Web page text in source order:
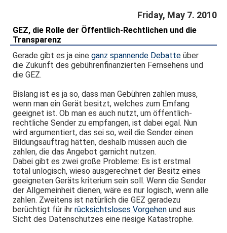
Friday, May 7. 2010
GEZ, die Rolle der Öffentlich-Rechtlichen und die
Transparenz
Gerade gibt es ja eineganz spannende Debatte über
die Zukunft des gebührenfinanzierten Fernsehens und
die GEZ.
Bislang ist es ja so, dass man Gebühren zahlen muss,
wenn man ein Gerät besitzt, welches zum Emfang
geeignet ist. Ob man es auch nutzt, um öffentlich-
rechtliche Sender zu empfangen, ist dabei egal. Nun
wird argumentiert, das sei so, weil die Sender einen
Bildungsauftrag hätten, deshalb müssen auch die
zahlen, die das Angebot garnicht nutzen.
Dabei gibt es zwei große Probleme: Es ist erstmal
total unlogisch, wieso ausgerechnet der Besitz eines
geeigneten Geräts kriterium sein soll. Wenn die Sender
der Allgemeinheit dienen, wäre es nur logisch, wenn alle
zahlen. Zweitens ist natürlich die GEZ geradezu
berüchtigt für ihrrücksichtsloses Vorgehen und aus
Sicht des Datenschutzes eine riesige Katastrophe.